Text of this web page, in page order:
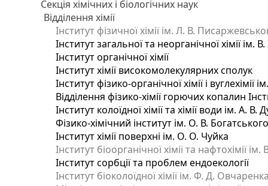
Секція хімічних і біологічних наук
Відділення хімії
Інститут фізичної хімії ім. Л. В.
Інститут загальної та неорганічної хімії ім.
Інститут органічної хімії
Інститут хімії високомолекулярних сполук
Інститут фізико-органічної хімії і
Відділення фізико-хімії горючих копалин
Інститут колоїдної хімії та хімії води ім. А.
Фізико-хімічний інститут ім. О. В.
Інститут хімії поверхні ім. О. О. Чуйка
Інститут біоорганічної хімії та нафтохімії
Інститут сорбції та проблем ендоекології
Інститут біоколоїдної хімії ім. Ф. Д.